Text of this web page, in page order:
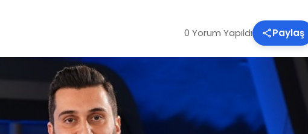
0 Yorum Yapıldı Paylaş